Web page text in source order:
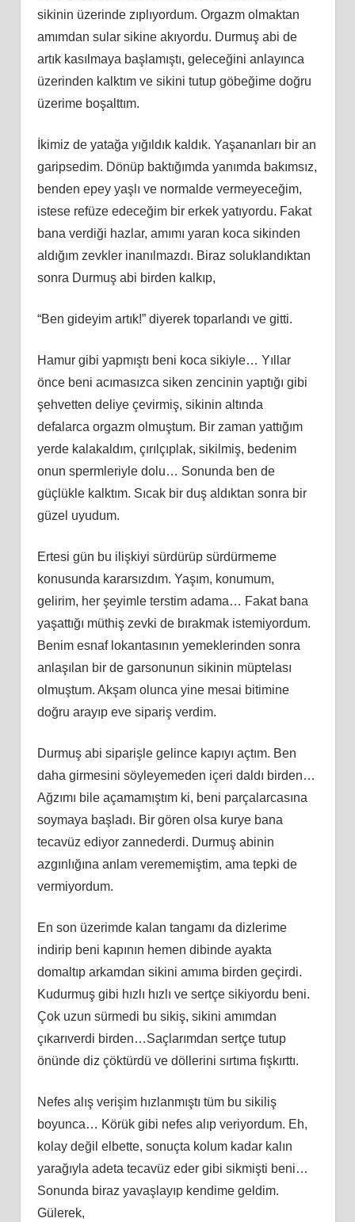
sikinin üzerinde zıplıyordum. Orgazm olmaktan
amımdan sular sikine akıyordu. Durmuş abi de
artık kasılmaya başlamıştı, geleceğini anlayınca
üzerinden kalktım ve sikini tutup göbeğime doğru
üzerime boşalttım.
İkimiz de yatağa yığıldık kaldık. Yaşananları bir an
garipsedim. Dönüp baktığımda yanımda bakımsız,
benden epey yaşlı ve normalde vermeyeceğim,
istese refüze edeceğim bir erkek yatıyordu. Fakat
bana verdiği hazlar, amımı yaran koca sikinden
aldığım zevkler inanılmazdı. Biraz soluklandıktan
sonra Durmuş abi birden kalkıp,
“Ben gideyim artık!” diyerek toparlandı ve gitti.
Hamur gibi yapmıştı beni koca sikiyle… Yıllar
önce beni acımasızca siken zencinin yaptığı gibi
şehvetten deliye çevirmiş, sikinin altında
defalarca orgazm olmuştum. Bir zaman yattığım
yerde kalakaldım, çırılçıplak, sikilmiş, bedenim
onun spermleriyle dolu… Sonunda ben de
güçlükle kalktım. Sıcak bir duş aldıktan sonra bir
güzel uyudum.
Ertesi gün bu ilişkiyi sürdürüp sürdürmeme
konusunda kararsızdım. Yaşım, konumum,
gelirim, her şeyimle terstim adama… Fakat bana
yaşattığı müthiş zevki de bırakmak istemiyordum.
Benim esnaf lokantasının yemeklerinden sonra
anlaşılan bir de garsonunun sikinin müptelası
olmuştum. Akşam olunca yine mesai bitimine
doğru arayıp eve sipariş verdim.
Durmuş abi siparişle gelince kapıyı açtım. Ben
daha girmesini söyleyemeden içeri daldı birden…
Ağzımı bile açamamıştım ki, beni parçalarcasına
soymaya başladı. Bir gören olsa kurye bana
tecavüz ediyor zannederdi. Durmuş abinin
azgınlığına anlam verememiştim, ama tepki de
vermiyordum.
En son üzerimde kalan tangamı da dizlerime
indirip beni kapının hemen dibinde ayakta
domaltıp arkamdan sikini amıma birden geçirdi.
Kudurmuş gibi hızlı hızlı ve sertçe sikiyordu beni.
Çok uzun sürmedi bu sikiş, sikini amımdan
çıkarıverdi birden…Saçlarımdan sertçe tutup
önünde diz çöktürdü ve döllerini sırtıma fışkırttı.
Nefes alış verişim hızlanmıştı tüm bu sikiliş
boyunca… Körük gibi nefes alıp veriyordum. Eh,
kolay değil elbette, sonuçta kolum kadar kalın
yarağıyla adeta tecavüz eder gibi sikmişti beni…
Sonunda biraz yavaşlayıp kendime geldim.
Gülerek,